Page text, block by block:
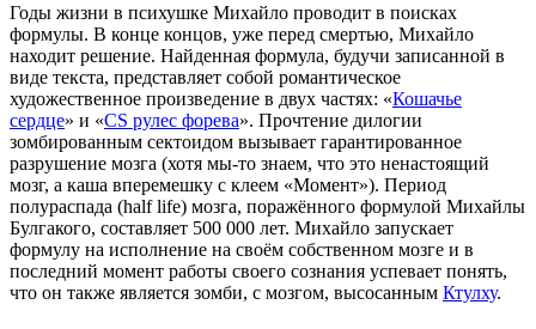
Годы жизни в психушке Михайло проводит в поисках
формулы. В конце концов, уже перед смертью, Михайло
находит решение. Найденная формула, будучи записанной в
виде текста, представляет собой романтическое
художественное произведение в двух частях: «Кошачье
сердце» и «CS рулес форева». Прочтение дилогии
зомбированным сектоидом вызывает гарантированное
разрушение мозга (хотя мы-то знаем, что это ненастоящий
мозг, а каша вперемешку с клеем «Момент»). Период
полураспада (half life) мозга, поражённого формулой Михайлы
Булгакого, составляет 500 000 лет. Михайло запускает
формулу на исполнение на своём собственном мозге и в
последний момент работы своего сознания успевает понять,
что он также является зомби, с мозгом, высосанным Ктулху.